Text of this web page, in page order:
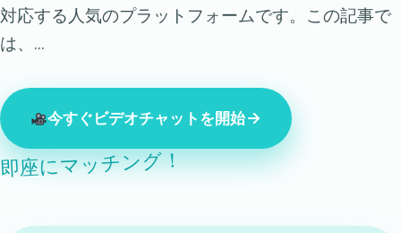
対応する人気のプラットフォームです。この記事で
は、…
今すぐビデオチャットを開始
即座にマッチング！